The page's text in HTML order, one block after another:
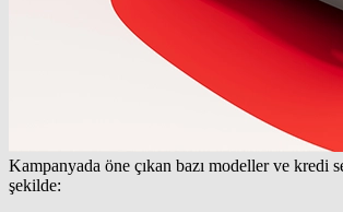
Kampanyada öne çıkan bazı modeller ve kredi
şekilde: